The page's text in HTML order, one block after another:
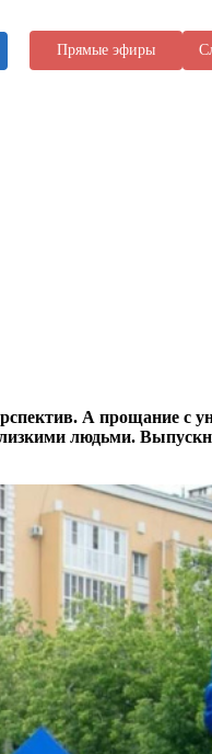
Прямые эфиры
А прощание с
людьми.